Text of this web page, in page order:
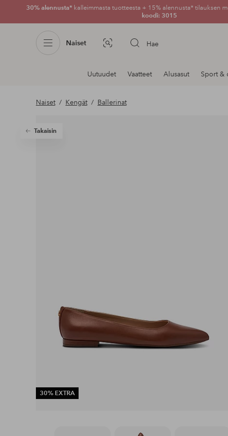
30% alennusta* kalleimmasta tuotteesta + 15% alennusta* tilauksen
koodi: 3015
Naiset Kuvahaku Hae
Navigointi
osastoilla
Uutuudet Vaatteet Alusasut Sport &
Naiset Kengät Ballerinat
Takaisin
30% EXTRA